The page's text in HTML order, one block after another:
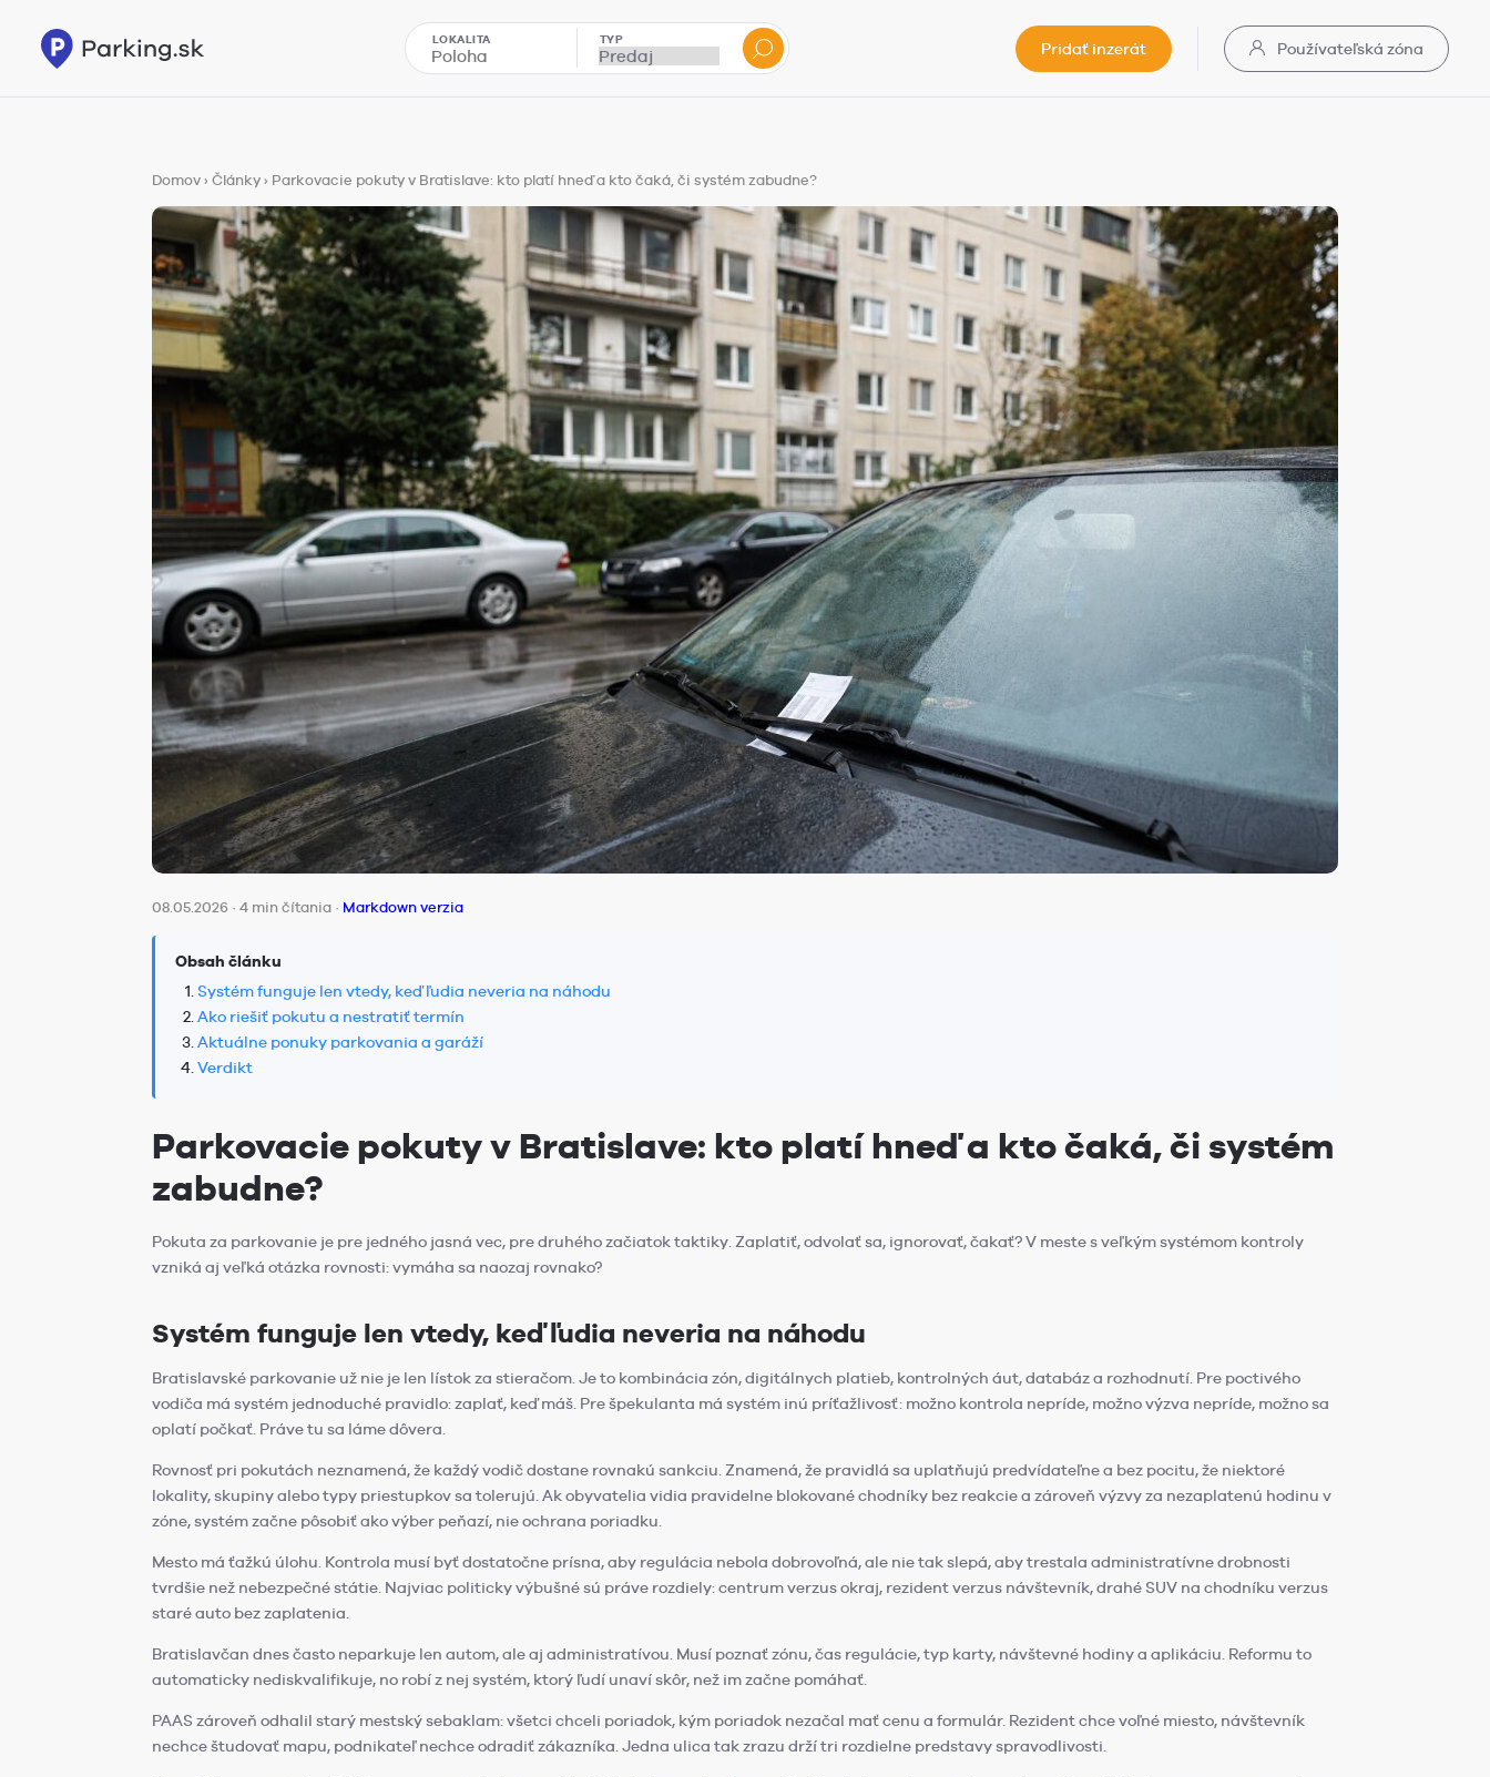
LOKALITA TYP
Pridať inzerát Používateľská zóna
Domov › Články › Parkovacie pokuty v Bratislave: kto platí hneď a kto čaká, či systém zabudne?
08.05.2026 · 4 min čítania · Markdown verzia
Obsah článku
Systém funguje len vtedy, keď ľudia neveria na náhodu
Ako riešiť pokutu a nestratiť termín
Aktuálne ponuky parkovania a garáží
Verdikt
Parkovacie pokuty v Bratislave: kto platí hneď a kto čaká, či systém
zabudne?
Pokuta za parkovanie je pre jedného jasná vec, pre druhého začiatok taktiky. Zaplatiť, odvolať sa, ignorovať, čakať? V meste s veľkým systémom kontroly
vzniká aj veľká otázka rovnosti: vymáha sa naozaj rovnako?
Systém funguje len vtedy, keď ľudia neveria na náhodu
Bratislavské parkovanie už nie je len lístok za stieračom. Je to kombinácia zón, digitálnych platieb, kontrolných áut, databáz a rozhodnutí. Pre poctivého
vodiča má systém jednoduché pravidlo: zaplať, keď máš. Pre špekulanta má systém inú príťažlivosť: možno kontrola nepríde, možno výzva nepríde, možno sa
oplatí počkať. Práve tu sa láme dôvera.
Rovnosť pri pokutách neznamená, že každý vodič dostane rovnakú sankciu. Znamená, že pravidlá sa uplatňujú predvídateľne a bez pocitu, že niektoré
lokality, skupiny alebo typy priestupkov sa tolerujú. Ak obyvatelia vidia pravidelne blokované chodníky bez reakcie a zároveň výzvy za nezaplatenú hodinu v
zóne, systém začne pôsobiť ako výber peňazí, nie ochrana poriadku.
Mesto má ťažkú úlohu. Kontrola musí byť dostatočne prísna, aby regulácia nebola dobrovoľná, ale nie tak slepá, aby trestala administratívne drobnosti
tvrdšie než nebezpečné státie. Najviac politicky výbušné sú práve rozdiely: centrum verzus okraj, rezident verzus návštevník, drahé SUV na chodníku verzus
staré auto bez zaplatenia.
Bratislavčan dnes často neparkuje len autom, ale aj administratívou. Musí poznať zónu, čas regulácie, typ karty, návštevné hodiny a aplikáciu. Reformu to
automaticky nediskvalifikuje, no robí z nej systém, ktorý ľudí unaví skôr, než im začne pomáhať.
PAAS zároveň odhalil starý mestský sebaklam: všetci chceli poriadok, kým poriadok nezačal mať cenu a formulár. Rezident chce voľné miesto, návštevník
nechce študovať mapu, podnikateľ nechce odradiť zákazníka. Jedna ulica tak zrazu drží tri rozdielne predstavy spravodlivosti.